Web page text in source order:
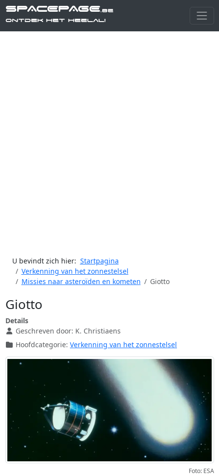
SPACEPAGE.be
Ontdek het heelal!
U bevindt zich hier: Startpagina
Verkenning van het zonnestelsel
Missies naar asteroïden en kometen
Giotto
Giotto
Details
Geschreven door: K. Christiaens
Hoofdcategorie: Verkenning van het zonnestelsel
Foto: ESA